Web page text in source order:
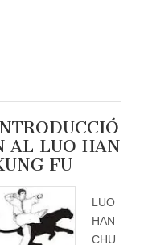
AL LUO HAN
FU
LUO
HAN
CHU